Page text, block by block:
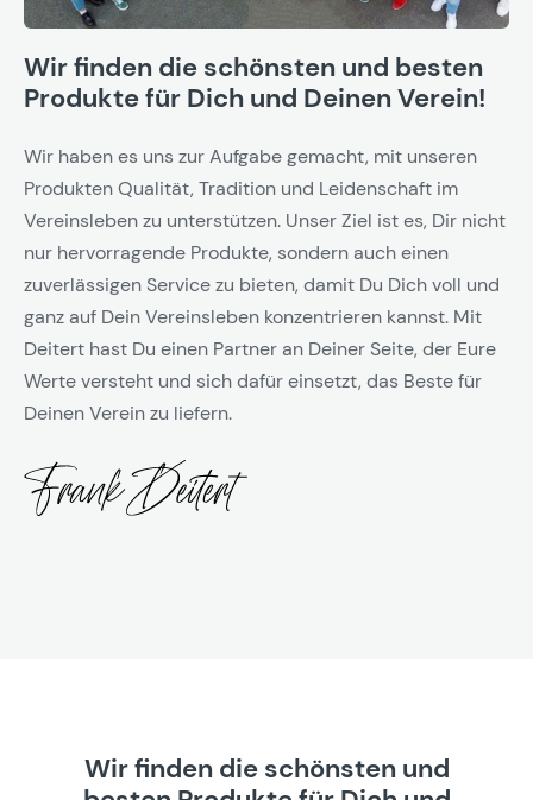
Wir finden die schönsten und besten
Produkte für Dich und Deinen Verein!
Wir haben es uns zur Aufgabe gemacht, mit unseren
Produkten Qualität, Tradition und Leidenschaft im
Vereinsleben zu unterstützen. Unser Ziel ist es, Dir nicht
nur hervorragende Produkte, sondern auch einen
zuverlässigen Service zu bieten, damit Du Dich voll und
ganz auf Dein Vereinsleben konzentrieren kannst. Mit
Deitert hast Du einen Partner an Deiner Seite, der Eure
Werte versteht und sich dafür einsetzt, das Beste für
Deinen Verein zu liefern.
Wir finden die schönsten und